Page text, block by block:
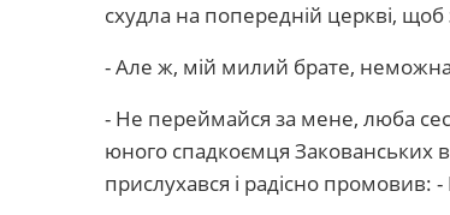
схудла на попередній церкві,
- Але ж, мій милий брате, неможна
- Не переймайся за мене, люба
юного спадкоємця Закованських
прислухався і радісно промовив: